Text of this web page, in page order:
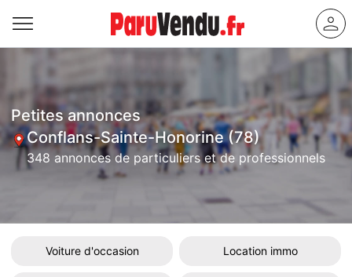
Petites annonces
Conflans-Sainte-Honorine (78)
348 annonces de particuliers et de professionnels
Voiture d'occasion Location immo